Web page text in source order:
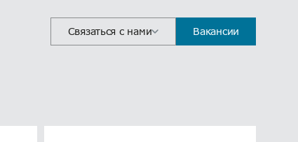
Связаться с нами Вакансии